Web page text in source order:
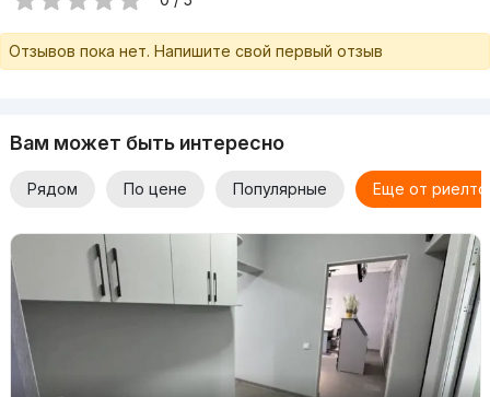
Отзывов пока нет. Напишите свой первый отзыв
Вам может быть интересно
Рядом По цене Популярные Еще от